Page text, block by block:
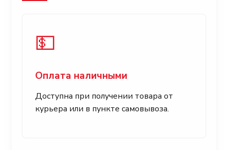
💵
Оплата наличными
Доступна при получении товара от
курьера или в пункте самовывоза.